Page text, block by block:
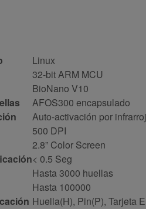
Linux
32-bit ARM MCU
BioNano V10
AFOS300 encapsulado
Auto-activación por
500 DPI
2.8” Color Screen
< 0.5 Seg
Hasta 3000 huellas
Hasta 100000
Huella(H), Pin(P), Tarjeta